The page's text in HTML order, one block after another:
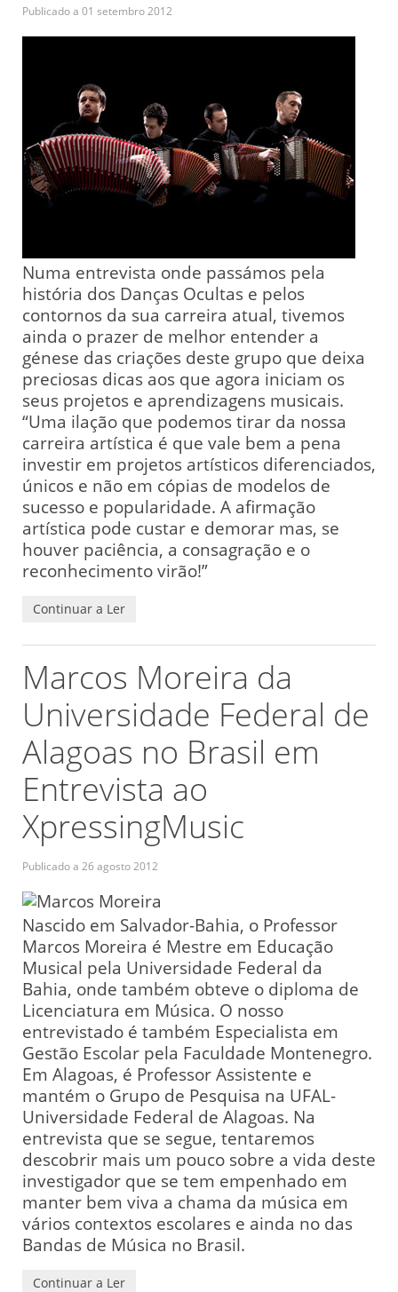
Publicado a 01 setembro 2012
Numa entrevista onde passámos pela
história dos Danças Ocultas e pelos
contornos da sua carreira atual, tivemos
ainda o prazer de melhor entender a
génese das criações deste grupo que deixa
preciosas dicas aos que agora iniciam os
seus projetos e aprendizagens musicais.
“Uma ilação que podemos tirar da nossa
carreira artística é que vale bem a pena
investir em projetos artísticos diferenciados,
únicos e não em cópias de modelos de
sucesso e popularidade. A afirmação
artística pode custar e demorar mas, se
houver paciência, a consagração e o
reconhecimento virão!”
Continuar a Ler
Marcos Moreira da
Universidade Federal de
Alagoas no Brasil em
Entrevista ao
XpressingMusic
Publicado a 26 agosto 2012
Nascido em Salvador-Bahia, o Professor
Marcos Moreira é Mestre em Educação
Musical pela Universidade Federal da
Bahia, onde também obteve o diploma de
Licenciatura em Música. O nosso
entrevistado é também Especialista em
Gestão Escolar pela Faculdade Montenegro.
Em Alagoas, é Professor Assistente e
mantém o Grupo de Pesquisa na UFAL-
Universidade Federal de Alagoas. Na
entrevista que se segue, tentaremos
descobrir mais um pouco sobre a vida deste
investigador que se tem empenhado em
manter bem viva a chama da música em
vários contextos escolares e ainda no das
Bandas de Música no Brasil.
Continuar a Ler